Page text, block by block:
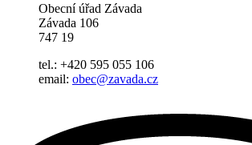
Obecní úřad Závada
Závada 106
747 19
tel.: +420 595 055 106
email: obec@zavada.cz